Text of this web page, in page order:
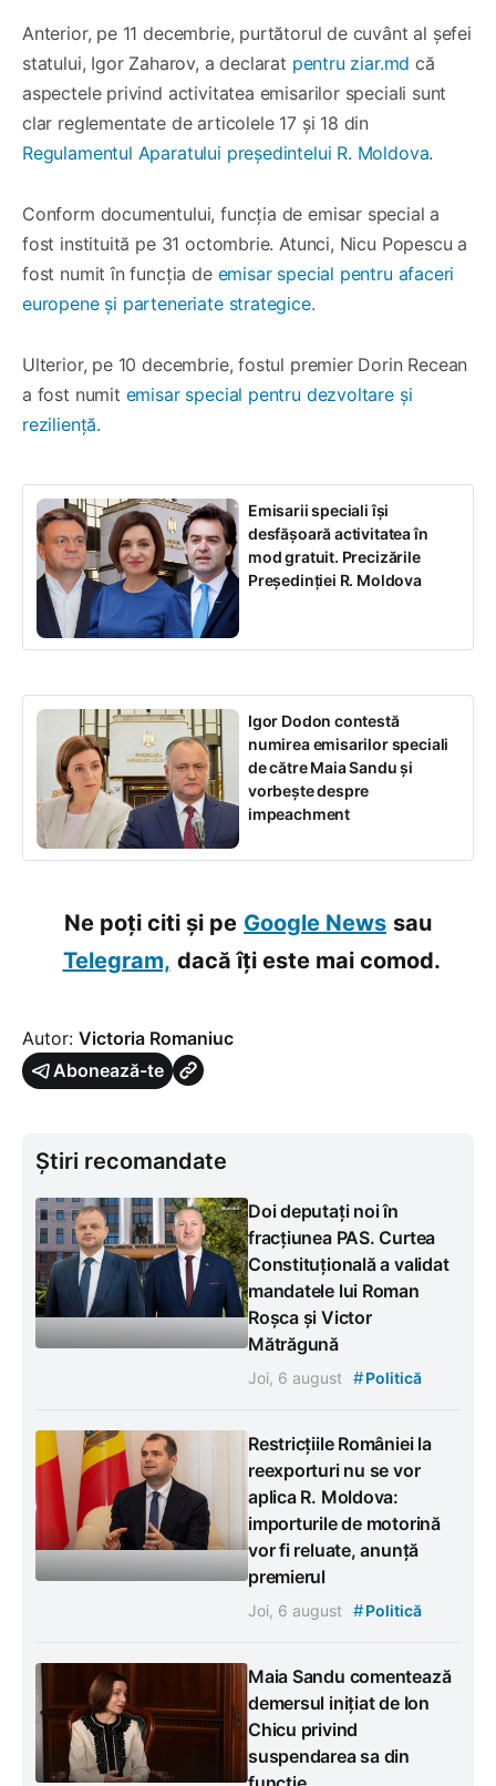
Anterior, pe 11 decembrie, purtătorul de cuvânt al șefei
statului, Igor Zaharov, a declarat pentru ziar.md că
aspectele privind activitatea emisarilor speciali sunt
clar reglementate de articolele 17 și 18 din
Regulamentul Aparatului președintelui R. Moldova.
Conform documentului, funcția de emisar special a
fost instituită pe 31 octombrie. Atunci, Nicu Popescu a
fost numit în funcția de emisar special pentru afaceri
europene și parteneriate strategice.
Ulterior, pe 10 decembrie, fostul premier Dorin Recean
a fost numit emisar special pentru dezvoltare și
reziliență.
Emisarii speciali își
desfășoară activitatea în
mod gratuit. Precizările
Președinției R. Moldova
Igor Dodon contestă
numirea emisarilor speciali
de către Maia Sandu și
vorbește despre
impeachment
Ne poți citi și pe Google News sau
Telegram, dacă îți este mai comod.
Autor: Victoria Romaniuc
Abonează-te
Știri recomandate
Doi deputați noi în
fracțiunea PAS. Curtea
Constituțională a validat
mandatele lui Roman
Roșca și Victor
Mătrăgună
Joi, 6 august #Politică
Restricțiile României la
reexporturi nu se vor
aplica R. Moldova:
importurile de motorină
vor fi reluate, anunță
premierul
Joi, 6 august #Politică
Maia Sandu comentează
demersul inițiat de Ion
Chicu privind
suspendarea sa din